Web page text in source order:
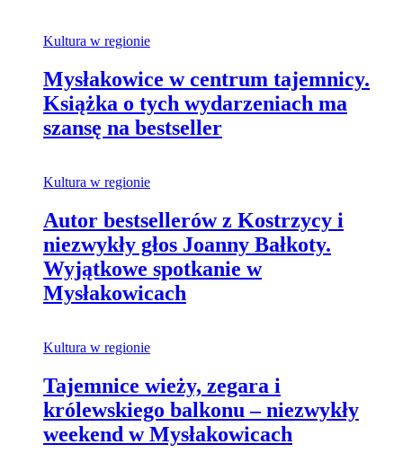
Kultura w regionie
Mysłakowice w centrum tajemnicy.
Książka o tych wydarzeniach ma
szansę na bestseller
Kultura w regionie
Autor bestsellerów z Kostrzycy i
niezwykły głos Joanny Bałkoty.
Wyjątkowe spotkanie w
Mysłakowicach
Kultura w regionie
Tajemnice wieży, zegara i
królewskiego balkonu – niezwykły
weekend w Mysłakowicach